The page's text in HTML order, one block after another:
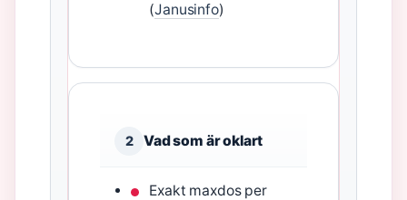
(Janusinfo)
2 Vad som är oklart
Exakt maxdos per